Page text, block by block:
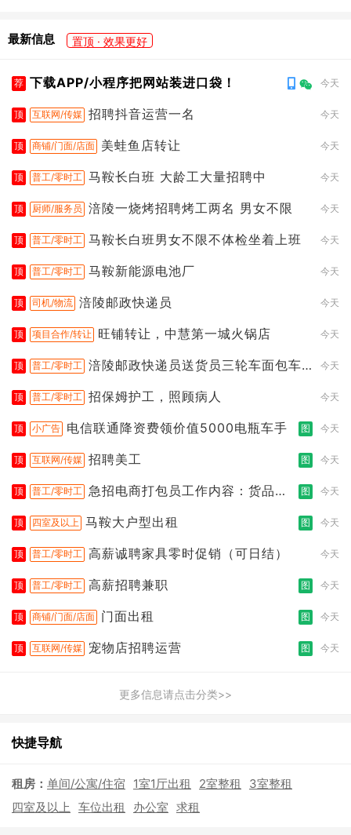
最新信息 置顶 · 效果更好
荐 下载APP/小程序把网站装进口袋！ 今天
顶 互联网/传媒 招聘抖音运营一名 今天
顶 商铺/门面/店面 美蛙鱼店转让 今天
顶 普工/零时工 马鞍长白班 大龄工大量招聘中 今天
顶 厨师/服务员 涪陵一烧烤招聘烤工两名 男女不限 今天
顶 普工/零时工 马鞍长白班男女不限不体检坐着上班 今天
顶 普工/零时工 马鞍新能源电池厂 今天
顶 司机/物流 涪陵邮政快递员 今天
顶 项目合作/转让 旺铺转让，中慧第一城火锅店 今天
顶 普工/零时工 涪陵邮政快递员送货员三轮车面包车
今天
顶 普工/零时工 招保姆护工，照顾病人 今天
顶 小广告 电信联通降资费领价值5000电瓶车手 图 今天
顶 互联网/传媒 招聘美工 图 今天
顶 普工/零时工 急招电商打包员工作内容：货品分
图 今天
顶 四室及以上 马鞍大户型出租 图 今天
顶 普工/零时工 高薪诚聘家具零时促销（可日结） 今天
顶 普工/零时工 高薪招聘兼职 图 今天
顶 商铺/门面/店面 门面出租 图 今天
顶 互联网/传媒 宠物店招聘运营 图 今天
更多信息请点击分类>>
快捷导航
租房： 单间/公寓/住宿 1室1厅出租 2室整租
3室整租
四室及以上 车位出租 办公室 求租